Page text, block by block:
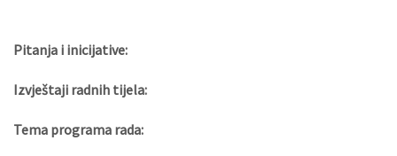
Pitanja i inicijative:
Izvještaji radnih tijela:
Tema programa rada: